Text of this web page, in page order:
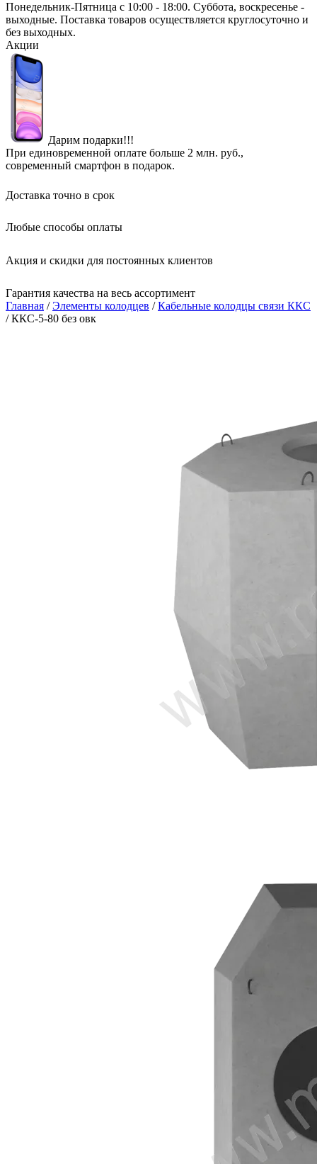
Понедельник-Пятница с 10:00 - 18:00. Суббота, воскресенье -
выходные. Поставка товаров осуществляется круглосуточно и
без выходных.
Акции
Дарим подарки!!!
При единовременной оплате больше 2 млн. руб.,
современный смартфон в подарок.
Доставка точно в срок
Любые способы оплаты
Акция и скидки для постоянных клиентов
Гарантия качества на весь ассортимент
Главная /Элементы колодцев /Кабельные колодцы связи ККС
/ ККС-5-80 без овк